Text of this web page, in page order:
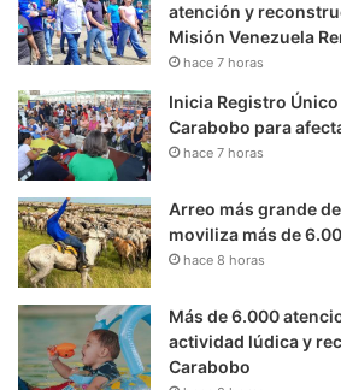
atención y
Misión Venezuela
hace 7 horas
Inicia Registro
Carabobo para
hace 7 horas
Arreo más grande
moviliza más de
hace 8 horas
Más de 6.000
actividad lúdica y
Carabobo